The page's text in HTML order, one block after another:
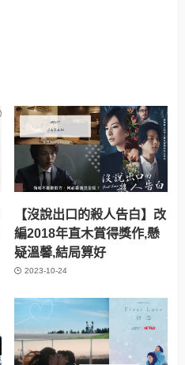
【沒說出口的殺人告白】改
編2018年直木賞得獎作,懸
疑溫馨,結局算好
2023-10-24